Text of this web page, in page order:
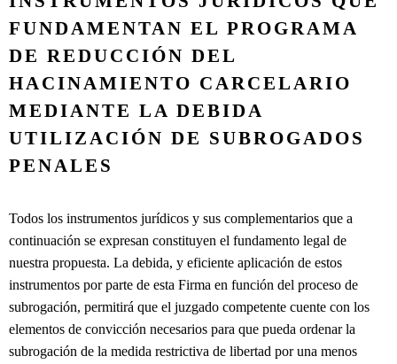
FUNDAMENTAN EL PROGRAMA
DE REDUCCIÓN DEL
HACINAMIENTO CARCELARIO
MEDIANTE LA DEBIDA
UTILIZACIÓN DE SUBROGADOS
PENALES
Todos los instrumentos jurídicos y sus complementarios que a
continuación se expresan constituyen el fundamento legal de
nuestra propuesta. La debida, y eficiente aplicación de estos
instrumentos por parte de esta Firma en función del proceso de
subrogación, permitirá que el juzgado competente cuente con los
elementos de convicción necesarios para que pueda ordenar la
subrogación de la medida restrictiva de libertad por una menos